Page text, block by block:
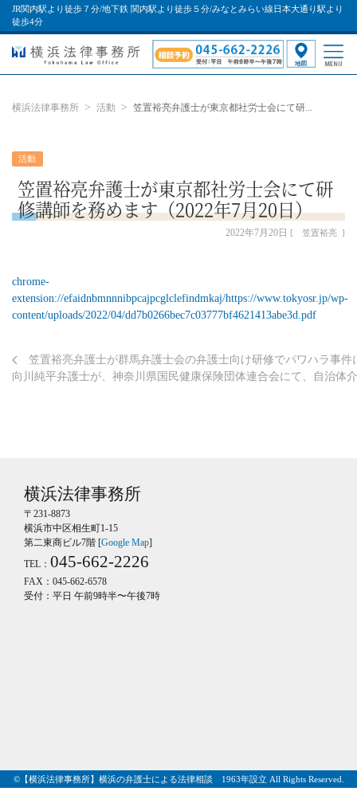
JR関内駅より徒歩７分/地下鉄 関内駅より徒歩５分/みなとみらい線日本大通り駅より
徒歩4分
横浜法律事務所 活動 笠置裕亮弁護士が東京都社労士会にて研...
活動
笠置裕亮弁護士が東京都社労士会にて研
修講師を務めます（2022年7月20日）
2022年7月20日 笠置裕亮
chrome-
extension://efaidnbmnnnibpcajpcglclefindmkaj/https://www.tokyosr.jp/wp-
content/uploads/2022/04/dd7b0266bec7c03777bf4621413abe3d.pdf
笠置裕亮弁護士が群馬弁護士会の弁護士向け研修でパワハラ事
向川純平弁護士が、神奈川県国民健康保険団体連合会にて、自治
横浜法律事務所
〒231-8873
横浜市中区相生町1-15
第二東商ビル7階 [Google Map]
TEL： 045-662-2226
FAX：045-662-6578
受付：平日 午前9時半〜午後7時
©【横浜法律事務所】横浜の弁護士による法律相談 1963年設立 All Rights Reserved.